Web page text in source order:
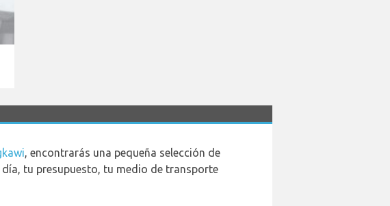
, encontrarás una pequeña selección de
tu presupuesto, tu medio de transporte